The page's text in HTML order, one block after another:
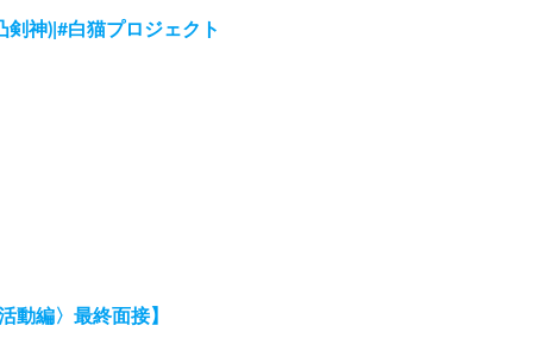
剣神)|#白猫プロジェクト
動編〉最終面接】